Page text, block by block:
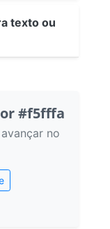
texto ou
#f5fffa
no